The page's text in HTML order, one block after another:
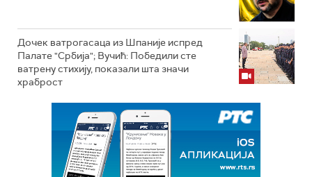
Дочек ватрогасаца из Шпаније испред
Палате "Србија"; Вучић: Победили сте
ватрену стихију, показали шта значи
храброст